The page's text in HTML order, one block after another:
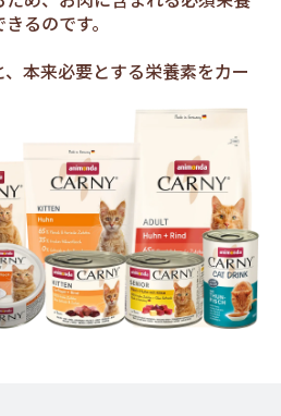
るのです。
本来必要とする栄養素をカー